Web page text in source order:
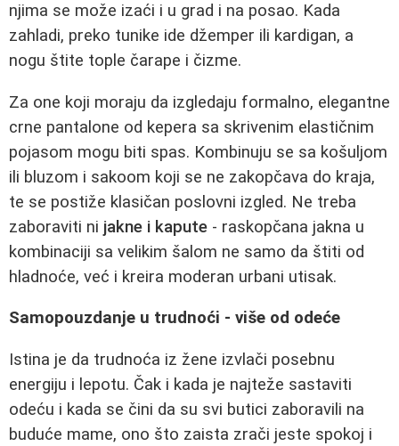
njima se može izaći i u grad i na posao. Kada
zahladi, preko tunike ide džemper ili kardigan, a
nogu štite tople čarape i čizme.
Za one koji moraju da izgledaju formalno, elegantne
crne pantalone od kepera sa skrivenim elastičnim
pojasom mogu biti spas. Kombinuju se sa košuljom
ili bluzom i sakoom koji se ne zakopčava do kraja,
te se postiže klasičan poslovni izgled. Ne treba
zaboraviti ni jakne i kapute - raskopčana jakna u
kombinaciji sa velikim šalom ne samo da štiti od
hladnoće, već i kreira moderan urbani utisak.
Samopouzdanje u trudnoći - više od odeće
Istina je da trudnoća iz žene izvlači posebnu
energiju i lepotu. Čak i kada je najteže sastaviti
odeću i kada se čini da su svi butici zaboravili na
buduće mame, ono što zaista zrači jeste spokoj i